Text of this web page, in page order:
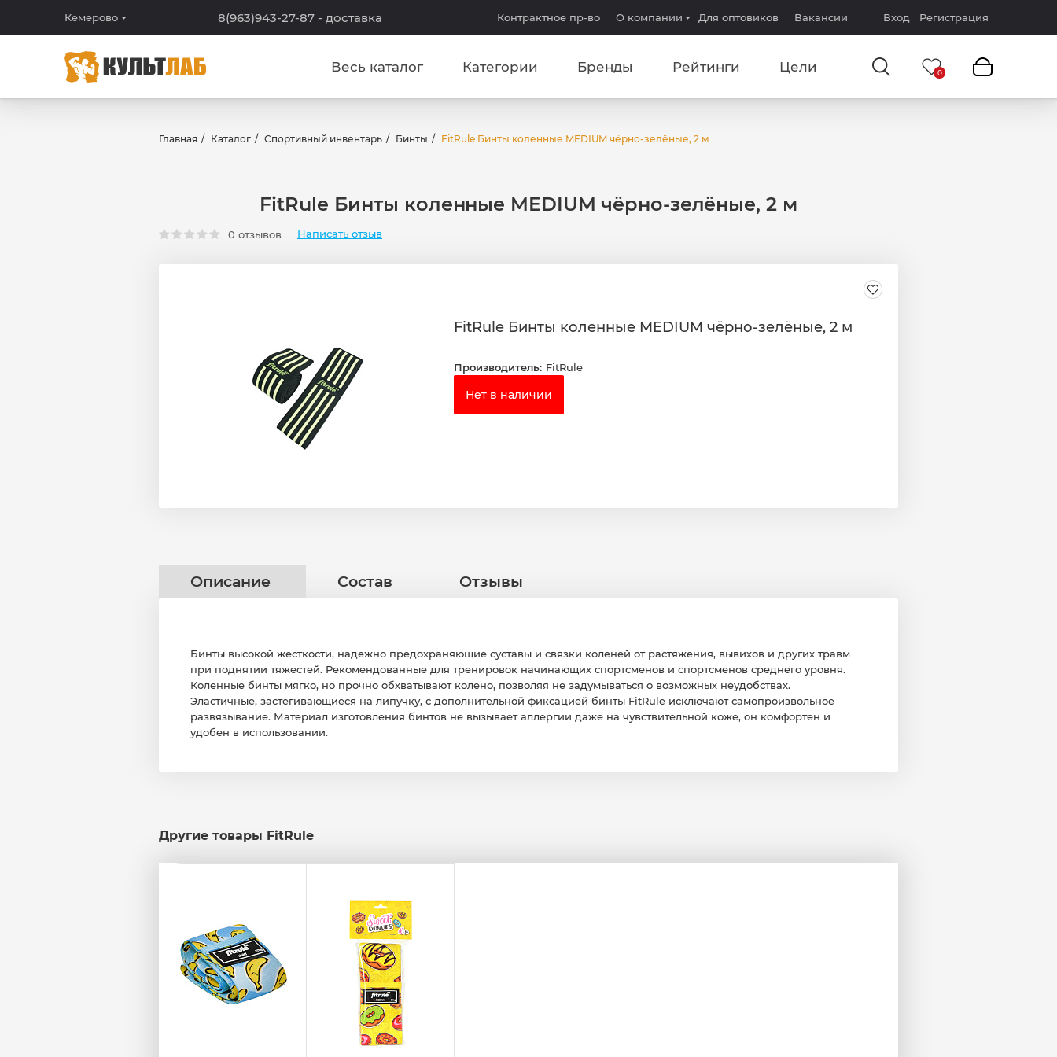
Кемерово 8(963)943-27-87 - доставка Контрактное пр-во О компании Для оптовиков Вакансии Вход Регистрация
Весь каталог Категории Бренды Рейтинги Цели
Главная Каталог Спортивный инвентарь Бинты FitRule Бинты коленные MEDIUM чёрно-зелёные, 2 м
FitRule Бинты коленные MEDIUM чёрно-зелёные, 2 м
0 отзывов Написать отзыв
FitRule Бинты коленные MEDIUM чёрно-зелёные, 2 м
Производитель: FitRule
Нет в наличии
Описание Состав Отзывы
Бинты высокой жесткости, надежно предохраняющие суставы и связки коленей от растяжения, вывихов и других травм
при поднятии тяжестей. Рекомендованные для тренировок начинающих спортсменов и спортсменов среднего уровня.
Коленные бинты мягко, но прочно обхватывают колено, позволяя не задумываться о возможных неудобствах.
Эластичные, застегивающиеся на липучку, с дополнительной фиксацией бинты FitRule исключают самопроизвольное
развязывание. Материал изготовления бинтов не вызывает аллергии даже на чувствительной коже, он комфортен и
удобен в использовании.
Другие товары FitRule